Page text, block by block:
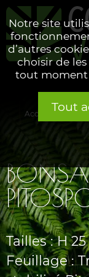
Notre site
d’autres
choisir de
tout moment
Tout
Accueil Nos
Tailles : H
Feuillage :